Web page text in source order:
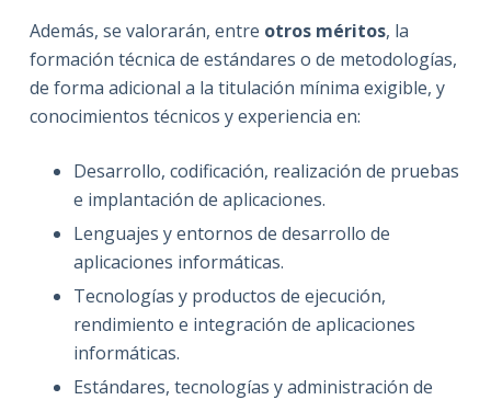
Además, se valorarán, entre otros méritos, la
formación técnica de estándares o de metodologías,
de forma adicional a la titulación mínima exigible, y
conocimientos técnicos y experiencia en:
Desarrollo, codificación, realización de pruebas
e implantación de aplicaciones.
Lenguajes y entornos de desarrollo de
aplicaciones informáticas.
Tecnologías y productos de ejecución,
rendimiento e integración de aplicaciones
informáticas.
Estándares, tecnologías y administración de